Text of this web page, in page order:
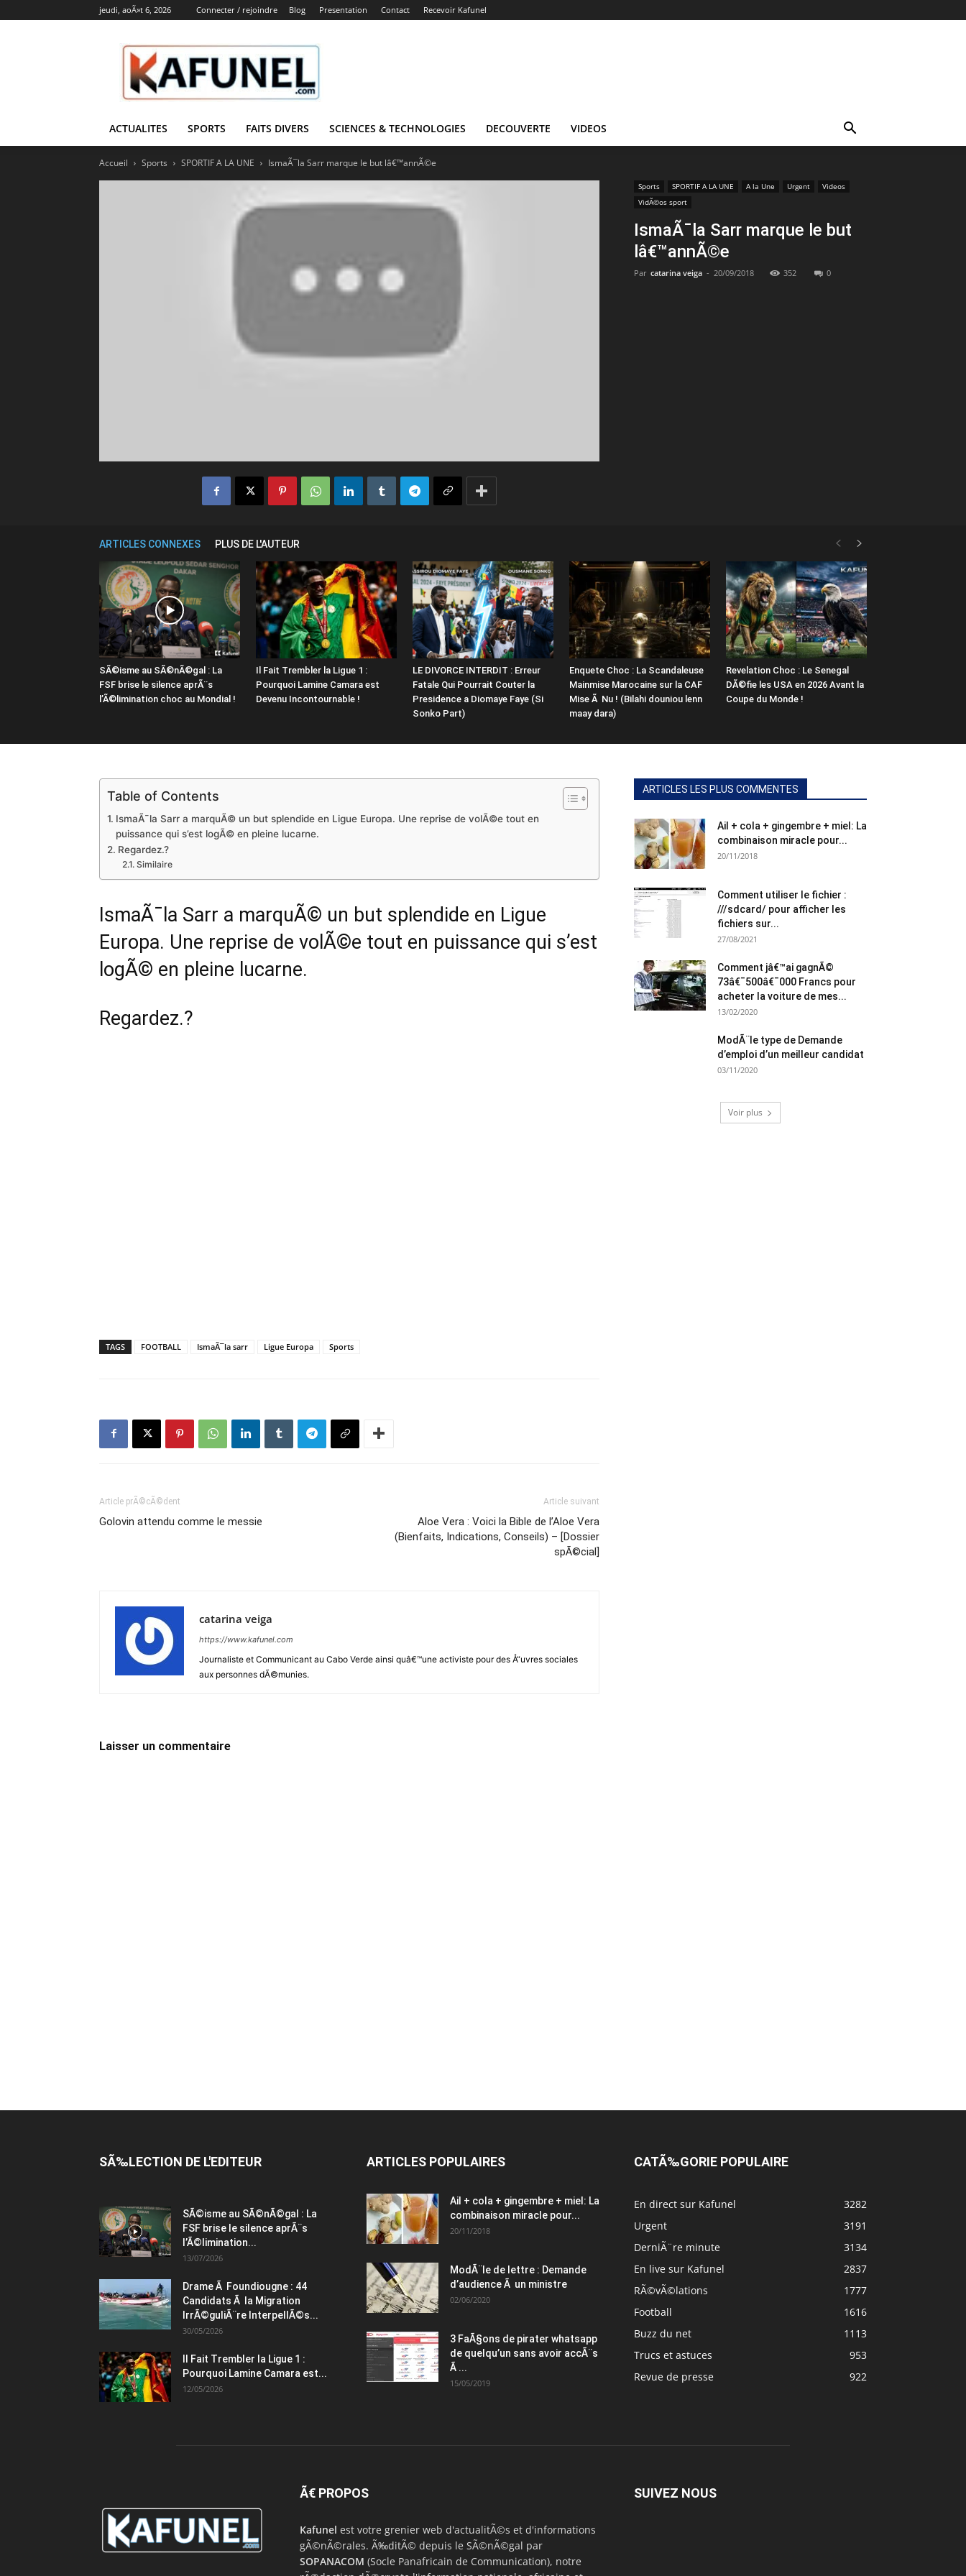
jeudi, aoÃ»t 6, 2026 Connecter / rejoindre Blog Presentation Contact Recevoir Kafunel
Kafunel
ACTUALITES SPORTS FAITS DIVERS SCIENCES & TECHNOLOGIES DECOUVERTE VIDEOS
Accueil Sports SPORTIF A LA UNE IsmaÃ¯la Sarr marque le but lâ€™annÃ©e
Sports SPORTIF A LA UNE A la Une Urgent
Videos
VidÃ©os sport
IsmaÃ¯la Sarr marque le but
lâ€™annÃ©e
Par catarina veiga - 20/09/2018 352 0
ARTICLES CONNEXES PLUS DE L'AUTEUR
SÃ©isme au SÃ©nÃ©gal : La
FSF brise le silence aprÃ¨s
l’Ã©limination choc au Mondial !
Il Fait Trembler la Ligue 1 :
Pourquoi Lamine Camara est
Devenu Incontournable !
LE DIVORCE INTERDIT : Erreur
Fatale Qui Pourrait Couter la
Presidence a Diomaye Faye (Si
Sonko Part)
Enquete Choc : La Scandaleuse
Mainmise Marocaine sur la CAF
Mise Ã Nu ! (Bilahi douniou lenn
maay dara)
Revelation Choc : Le Senegal
DÃ©fie les USA en 2026 Avant la
Coupe du Monde !
Table of Contents
IsmaÃ¯la Sarr a marquÃ© un but splendide en Ligue Europa. Une reprise de volÃ©e tout en
puissance qui s’est logÃ© en pleine lucarne.
Regardez.?
Similaire
IsmaÃ¯la Sarr a marquÃ© un but splendide en Ligue
Europa. Une reprise de volÃ©e tout en puissance qui s’est
logÃ© en pleine lucarne.
Regardez.?
TAGS FOOTBALL IsmaÃ¯la sarr Ligue Europa Sports
Article prÃ©cÃ©dent
Golovin attendu comme le messie
Article suivant
Aloe Vera : Voici la Bible de l’Aloe Vera
(Bienfaits, Indications, Conseils) – [Dossier
spÃ©cial]
catarina veiga
https://www.kafunel.com
Journaliste et Communicant au Cabo Verde ainsi quâ€™une activiste pour des Å“uvres sociales
aux personnes dÃ©munies.
Laisser un commentaire
ARTICLES LES PLUS COMMENTES
Ail + cola + gingembre + miel: La
combinaison miracle pour...
20/11/2018
Comment utiliser le fichier :
///sdcard/ pour afficher les
fichiers sur...
27/08/2021
Comment jâ€™ai gagnÃ©
73â€¯500â€¯000 Francs pour
acheter la voiture de mes...
13/02/2020
ModÃ¨le type de Demande
d’emploi d’un meilleur candidat
03/11/2020
Voir plus
SÃ‰LECTION DE L'EDITEUR
SÃ©isme au SÃ©nÃ©gal : La
FSF brise le silence aprÃ¨s
l’Ã©limination...
13/07/2026
Drame Ã Foundiougne : 44
Candidats Ã la Migration
IrrÃ©guliÃ¨re InterpellÃ©s...
30/05/2026
Il Fait Trembler la Ligue 1 :
Pourquoi Lamine Camara est...
12/05/2026
ARTICLES POPULAIRES
Ail + cola + gingembre + miel: La
combinaison miracle pour...
20/11/2018
ModÃ¨le de lettre : Demande
d’audience Ã un ministre
02/06/2020
3 FaÃ§ons de pirater whatsapp
de quelqu’un sans avoir accÃ¨s
Ã ...
15/05/2019
CATÃ‰GORIE POPULAIRE
En direct sur Kafunel
3282
Urgent
3191
DerniÃ¨re minute
3134
En live sur Kafunel
2837
RÃ©vÃ©lations
1777
Football
1616
Buzz du net
1113
Trucs et astuces
953
Revue de presse
922
Ã€ PROPOS
Kafunel est votre grenier web d'actualitÃ©s et d'informations
gÃ©nÃ©rales. Ã‰ditÃ© depuis le SÃ©nÃ©gal par
SOPANACOM (Socle Panafricain de Communication), notre
SUIVEZ NOUS